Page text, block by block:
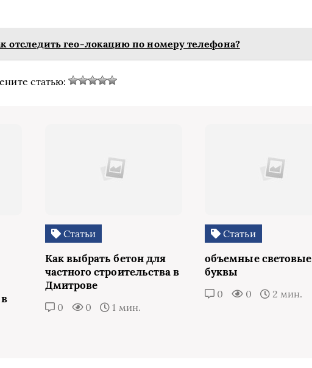
отследить гео-локацию по номеру телефона?
статью:
Статьи
Как выбрать бетон для
частного строительства в
Дмитрове
0 0 1 мин.
Статьи
объемные световые
буквы
0 0 2 мин.